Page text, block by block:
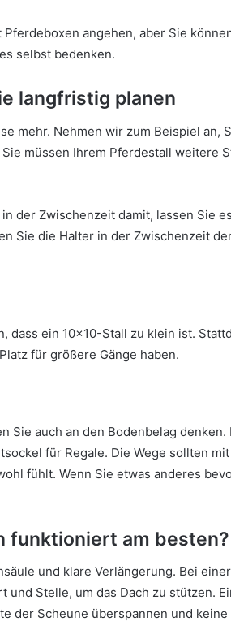
angehen, aber Sie
selbst bedenken.
langfristig planen
mehr. Nehmen wir zum Beispiel an,
Sie müssen Ihrem Pferdestall weitere
der Zwischenzeit damit, lassen Sie
Sie die Halter in der Zwischenzeit
dass ein 10×10-Stall zu klein ist.
für größere Gänge haben.
Sie auch an den Bodenbelag denken.
für Regale. Die Wege sollten
fühlt. Wenn Sie etwas anderes
funktioniert am besten?
und klare Verlängerung. Bei
und Stelle, um das Dach zu stützen.
der Scheune überspannen und keine